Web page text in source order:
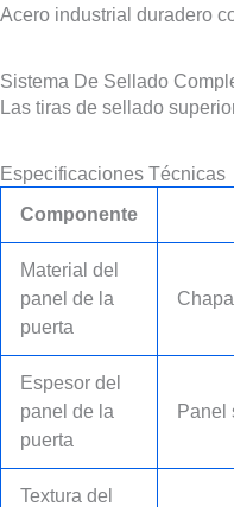
Acero industrial duradero
Sistema De Sellado
Las tiras de sellado
Especificaciones Técnicas
Componente
Material del
panel de la
puerta
Espesor del
panel de la
puerta
Panel
Textura del